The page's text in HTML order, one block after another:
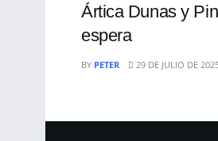
Ártica Dunas y
espera
BY PETER 29 DE JULIO DE